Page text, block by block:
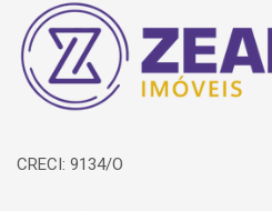
Página inicial
CRECI: 9134/O